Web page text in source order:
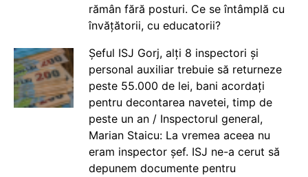
rămân fără posturi. Ce se întâmplă cu
învățătorii, cu educatorii?
Șeful ISJ Gorj, alți 8 inspectori și
personal auxiliar trebuie să returneze
peste 55.000 de lei, bani acordați
pentru decontarea navetei, timp de
peste un an / Inspectorul general,
Marian Staicu: La vremea aceea nu
eram inspector șef. ISJ ne-a cerut să
depunem documente pentru